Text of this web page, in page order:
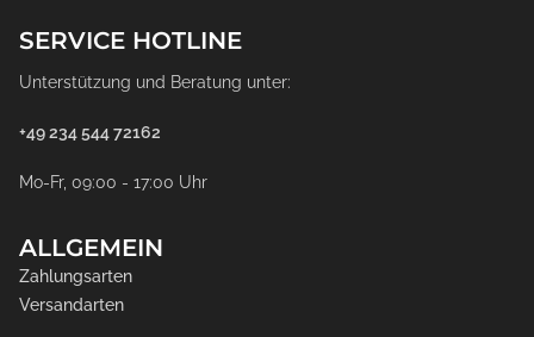
SERVICE HOTLINE
Unterstützung und Beratung unter:
+49 234 544 72162
Mo-Fr, 09:00 - 17:00 Uhr
ALLGEMEIN
Zahlungsarten
Versandarten